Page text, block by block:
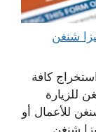
فيزا شنغن 98951133 فيزا شنغن
كافة
للزيارة
للأعمال أو